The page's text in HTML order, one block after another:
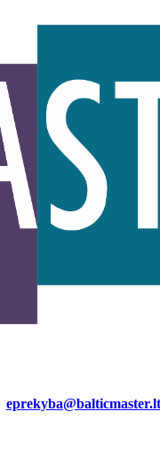
eprekyba@balticmaster.lt